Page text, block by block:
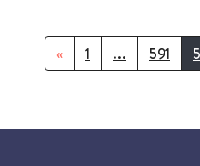
« 1 ... 591